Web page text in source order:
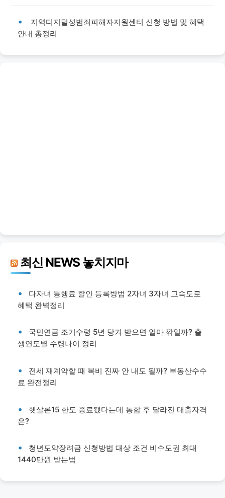
지역디지털성범죄피해자지원센터 신청 방법 및 혜택
안내 총정리
최신 NEWS 놓치지마
다자녀 통행료 할인 등록방법 2자녀 3자녀 고속도로
혜택 완벽정리
국민연금 조기수령 5년 당겨 받으면 얼마 깎일까? 출
생연도별 수령나이 정리
전세 재계약할 때 복비 진짜 안 내도 될까? 부동산수수
료 완전정리
햇살론15 한도 종료됐다는데 통합 후 달라진 대출자격
은?
청년도약장려금 신청방법 대상 조건 비수도권 최대
1440만원 받는법